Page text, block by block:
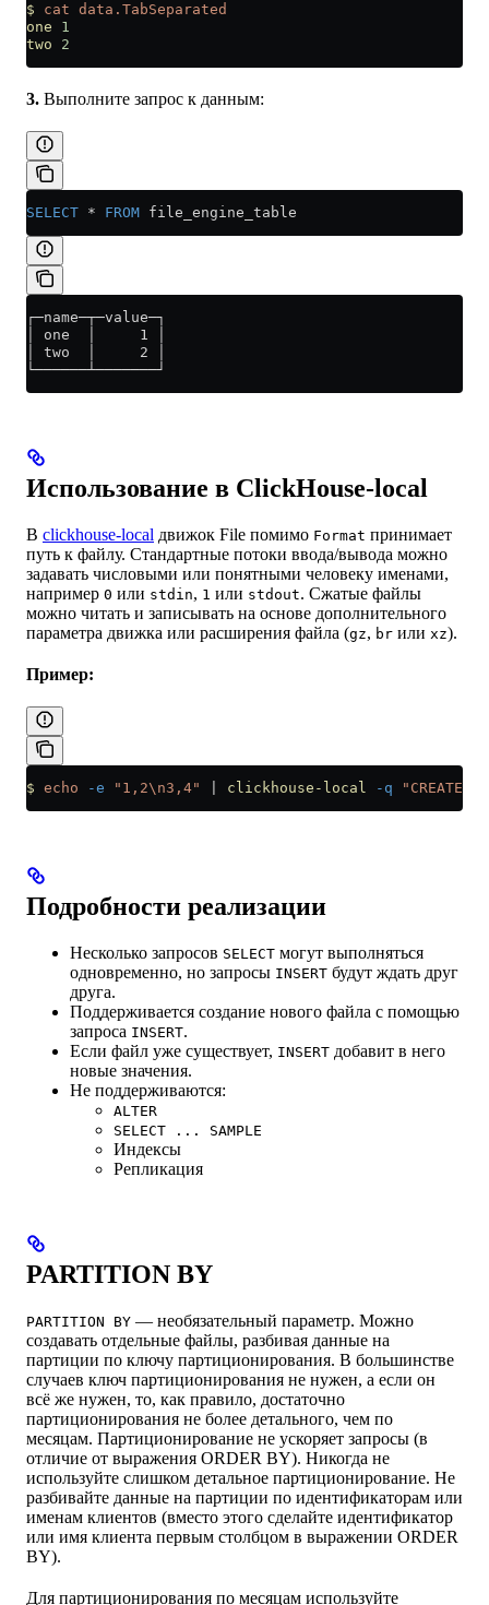
$ cat data.TabSeparated
one 1
two 2
3. Выполните запрос к данным:
SELECT * FROM file_engine_table
┌─name─┬─value─┐
│ one  │     1 │
│ two  │     2 │
└──────┴───────┘
Использование в ClickHouse-local
В clickhouse-local движок File помимо Format принимает
путь к файлу. Стандартные потоки ввода/вывода можно
задавать числовыми или понятными человеку именами,
например 0 или stdin, 1 или stdout. Сжатые файлы
можно читать и записывать на основе дополнительного
параметра движка или расширения файла (gz, br или xz).
Пример:
$ echo -e "1,2\n3,4" clickhouse-local -q "CREATE
Подробности реализации
Несколько запросов SELECT могут выполняться
одновременно, но запросы INSERT будут ждать друг
друга.
Поддерживается создание нового файла с помощью
запроса INSERT.
Если файл уже существует, INSERT добавит в него
новые значения.
Не поддерживаются:
ALTER
SELECT ... SAMPLE
Индексы
Репликация
PARTITION BY
PARTITION BY — необязательный параметр. Можно
создавать отдельные файлы, разбивая данные на
партиции по ключу партиционирования. В большинстве
случаев ключ партиционирования не нужен, а если он
всё же нужен, то, как правило, достаточно
партиционирования не более детального, чем по
месяцам. Партиционирование не ускоряет запросы (в
отличие от выражения ORDER BY). Никогда не
используйте слишком детальное партиционирование. Не
разбивайте данные на партиции по идентификаторам или
именам клиентов (вместо этого сделайте идентификатор
или имя клиента первым столбцом в выражении ORDER
BY).
Для партиционирования по месяцам используйте